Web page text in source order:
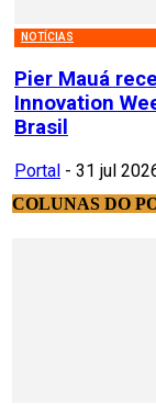
NOTÍCIAS
Pier Mauá
Innovation
Brasil
Portal - 31 jul
COLUNAS DO